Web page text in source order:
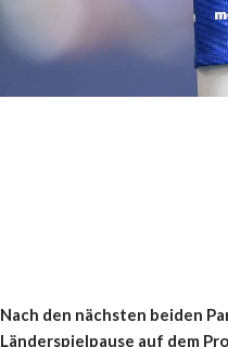
Nach den nächsten beiden
Länderspielpause auf dem